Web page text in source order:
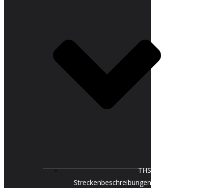
THS
Streckenbeschreibungen